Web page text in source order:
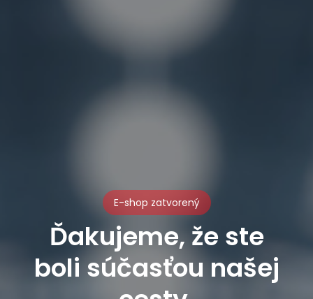
E-shop zatvorený
Ďakujeme, že ste
boli súčasťou našej